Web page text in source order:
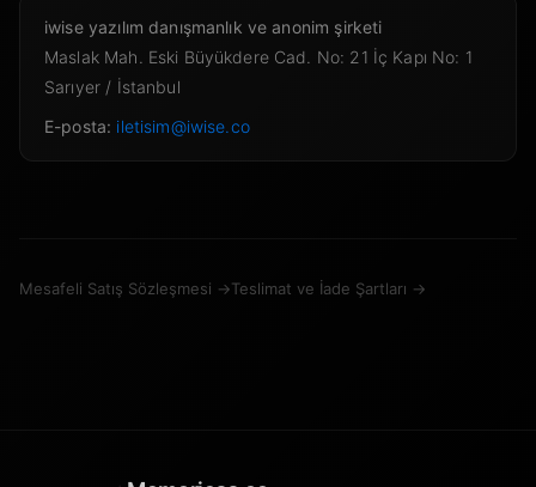
iwise yazılım danışmanlık ve anonim şirketi
Maslak Mah. Eski Büyükdere Cad. No: 21 İç Kapı No: 1
Sarıyer / İstanbul
E-posta: iletisim@iwise.co
Mesafeli Satış Sözleşmesi →Teslimat ve İade Şartları →